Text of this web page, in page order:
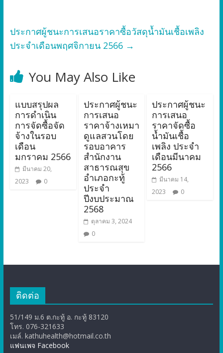
ประกาศผู้ชนะการเสนอราคาซื้อวัสดุน้ำมันเชื้อเพลิง
ประจำเดือนพฤศจิกายน 2566 →
You May Also Like
แบบสรุปผล
การดำเนิน
การจัดซื้อจัด
จ้างในรอบ
เดือน
มกราคม 2566
มีนาคม 20,
2023
0
ประกาศผู้ชนะ
การเสนอ
ราคาจ้างเหมา
ดูแลสวนโดย
รอบอาคาร
สำนักงาน
สาธารณสุข
อำเภอกะทู้
ประจำ
ปีงบประมาณ
2568
ตุลาคม 3, 2024
0
ประกาศผู้ชนะ
การเสนอ
ราคาจัดซื้อ
น้ำมันเชื้อ
เพลิง ประจำ
เดือนมีนาคม
2566
มีนาคม 14,
2023
0
ติดต่อ
51/149 ม.6 ต.กะทู้ อ. กะทู้ 83120
โทร. 076-321633
เมล์. kathuhealth@hotmail.co.th
แฟนเพจ Facebook